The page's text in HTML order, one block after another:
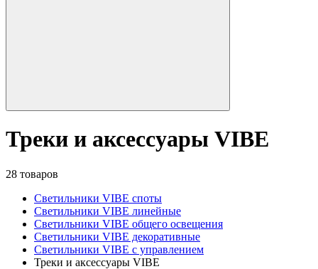
Треки и аксессуары VIBE
28 товаров
Светильники VIBE споты
Светильники VIBE линейные
Светильники VIBE общего освещения
Светильники VIBE декоративные
Светильники VIBE с управлением
Треки и аксессуары VIBE